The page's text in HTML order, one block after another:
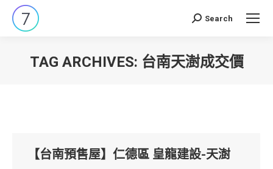
Search:
Search
TAG ARCHIVES: 台南天澍成交價
【台南預售屋】仁德區 皇龍建設-天澍